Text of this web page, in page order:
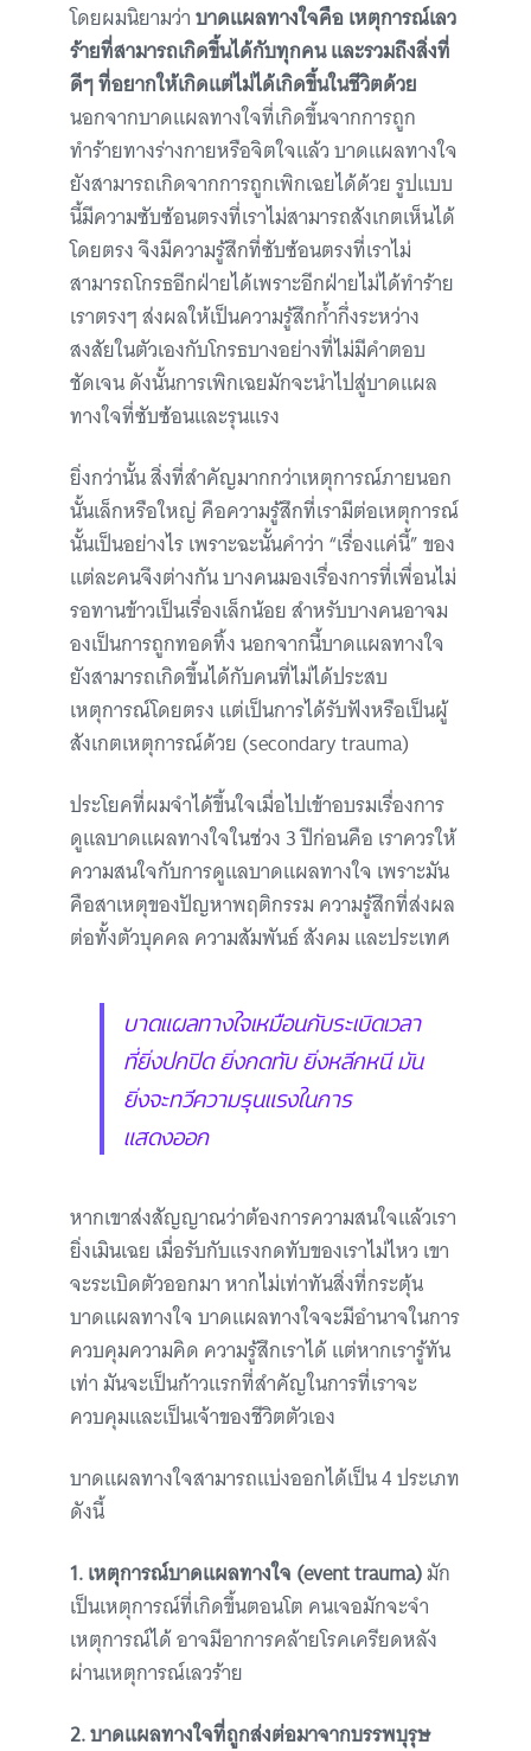
โดยผมนิยามว่าบาดแผลทางใจคือ เหตุการณ์เลว
ร้ายที่สามารถเกิดขึ้นได้กับทุกคน และรวมถึงสิ่งที่
ดีๆ ที่อยากให้เกิดแต่ไม่ได้เกิดขึ้นในชีวิตด้วย
นอกจากบาดแผลทางใจที่เกิดขึ้นจากการถูก
ทำร้ายทางร่างกายหรือจิตใจแล้ว บาดแผลทางใจ
ยังสามารถเกิดจากการถูกเพิกเฉยได้ด้วย รูปแบบ
นี้มีความซับซ้อนตรงที่เราไม่สามารถสังเกตเห็นได้
โดยตรง จึงมีความรู้สึกที่ซับซ้อนตรงที่เราไม่
สามารถโกรธอีกฝ่ายได้เพราะอีกฝ่ายไม่ได้ทำร้าย
เราตรงๆ ส่งผลให้เป็นความรู้สึกก้ำกึ่งระหว่าง
สงสัยในตัวเองกับโกรธบางอย่างที่ไม่มีคำตอบ
ชัดเจน ดังนั้นการเพิกเฉยมักจะนำไปสู่บาดแผล
ทางใจที่ซับซ้อนและรุนแรง
ยิ่งกว่านั้น สิ่งที่สำคัญมากกว่าเหตุการณ์ภายนอก
นั้นเล็กหรือใหญ่ คือความรู้สึกที่เรามีต่อเหตุการณ์
นั้นเป็นอย่างไร เพราะฉะนั้นคำว่า “เรื่องแค่นี้” ของ
แต่ละคนจึงต่างกัน บางคนมองเรื่องการที่เพื่อนไม่
รอทานข้าวเป็นเรื่องเล็กน้อย สำหรับบางคนอาจม
องเป็นการถูกทอดทิ้ง นอกจากนี้บาดแผลทางใจ
ยังสามารถเกิดขึ้นได้กับคนที่ไม่ได้ประสบ
เหตุการณ์โดยตรง แต่เป็นการได้รับฟังหรือเป็นผู้
สังเกตเหตุการณ์ด้วย (secondary trauma)
ประโยคที่ผมจำได้ขึ้นใจเมื่อไปเข้าอบรมเรื่องการ
ดูแลบาดแผลทางใจในช่วง 3 ปีก่อนคือ เราควรให้
ความสนใจกับการดูแลบาดแผลทางใจ เพราะมัน
คือสาเหตุของปัญหาพฤติกรรม ความรู้สึกที่ส่งผล
ต่อทั้งตัวบุคคล ความสัมพันธ์ สังคม และประเทศ
บาดแผลทางใจเหมือนกับระเบิดเวลา
ที่ยิ่งปกปิด ยิ่งกดทับ ยิ่งหลีกหนี มัน
ยิ่งจะทวีความรุนแรงในการ
แสดงออก
หากเขาส่งสัญญาณว่าต้องการความสนใจแล้วเรา
ยิ่งเมินเฉย เมื่อรับกับแรงกดทับของเราไม่ไหว เขา
จะระเบิดตัวออกมา หากไม่เท่าทันสิ่งที่กระตุ้น
บาดแผลทางใจ บาดแผลทางใจจะมีอำนาจในการ
ควบคุมความคิด ความรู้สึกเราได้ แต่หากเรารู้ทัน
เท่า มันจะเป็นก้าวแรกที่สำคัญในการที่เราจะ
ควบคุมและเป็นเจ้าของชีวิตตัวเอง
บาดแผลทางใจสามารถแบ่งออกได้เป็น 4 ประเภท
ดังนี้
1. เหตุการณ์บาดแผลทางใจ (event trauma)มัก
เป็นเหตุการณ์ที่เกิดขึ้นตอนโต คนเจอมักจะจำ
เหตุการณ์ได้ อาจมีอาการคล้ายโรคเครียดหลัง
ผ่านเหตุการณ์เลวร้าย
2. บาดแผลทางใจที่ถูกส่งต่อมาจากบรรพบุรุษ